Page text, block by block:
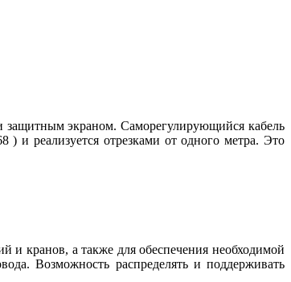
защитным экраном. Саморегулирующийся кабель
и реализуется отрезками от одного метра. Это
и кранов, а также для обеспечения необходимой
Возможность распределять и поддерживать